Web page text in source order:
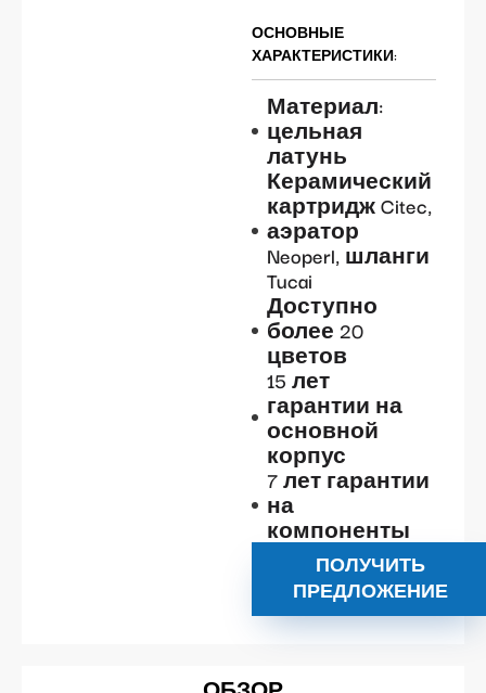
ОСНОВНЫЕ
ХАРАКТЕРИСТИКИ:
Материал:
цельная
латунь
Керамический
картридж Citec,
аэратор
Neoperl, шланги
Tucai
Доступно
более 20
цветов
15 лет
гарантии на
основной
корпус
7 лет гарантии
на
компоненты
ПОЛУЧИТЬ
ПРЕДЛОЖЕНИЕ